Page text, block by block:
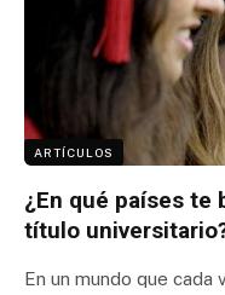
ARTÍCULOS
¿En qué países te
título
En un mundo que cada